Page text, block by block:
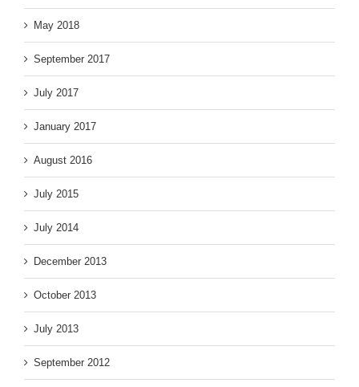
May 2018
September 2017
July 2017
January 2017
August 2016
July 2015
July 2014
December 2013
October 2013
July 2013
September 2012